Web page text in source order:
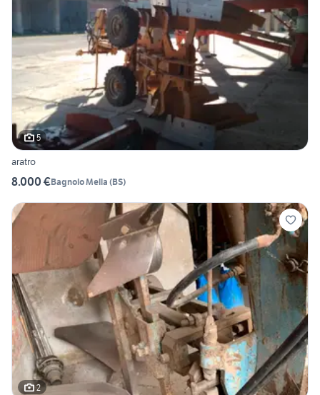
5
aratro
8.000 €Bagnolo Mella (BS)
2